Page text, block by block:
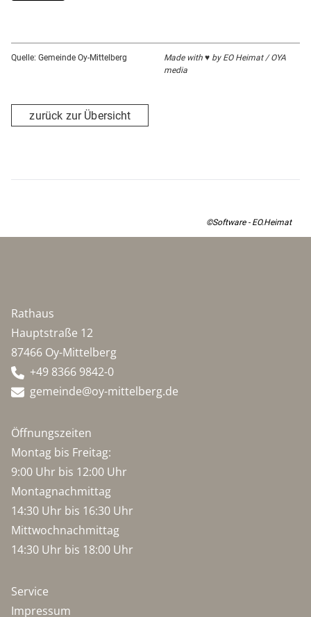
Quelle: Gemeinde Oy-Mittelberg
Made with ♥ by EO Heimat / OYA
media
zurück zur Übersicht
©Software - EO.Heimat
Rathaus
Hauptstraße 12
87466 Oy-Mittelberg
+49 8366 9842-0
gemeinde@oy-mittelberg.de
Öffnungszeiten
Montag bis Freitag:
9:00 Uhr bis 12:00 Uhr
Montagnachmittag
14:30 Uhr bis 16:30 Uhr
Mittwochnachmittag
14:30 Uhr bis 18:00 Uhr
Service
Impressum